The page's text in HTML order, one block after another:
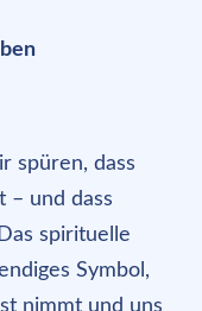
spüren, dass
– und dass
spirituelle
Symbol,